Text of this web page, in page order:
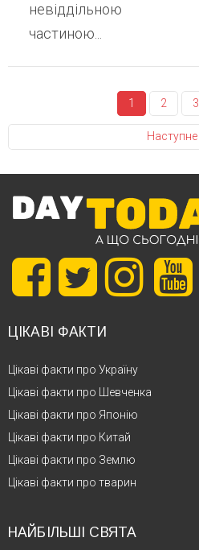
невіддільною
частиною...
1 2 3
Наступне
ЦІКАВІ ФАКТИ
Цікаві факти про Україну
Цікаві факти про Шевченка
Цікаві факти про Японію
Цікаві факти про Китай
Цікаві факти про Землю
Цікаві факти про тварин
НАЙБІЛЬШІ СВЯТА